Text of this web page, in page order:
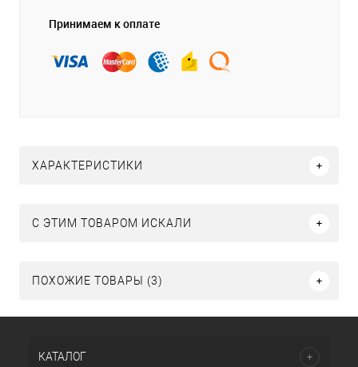
Принимаем к оплате
ХАРАКТЕРИСТИКИ
C ЭТИМ ТОВАРОМ ИСКАЛИ
ПОХОЖИЕ ТОВАРЫ (3)
КАТАЛОГ